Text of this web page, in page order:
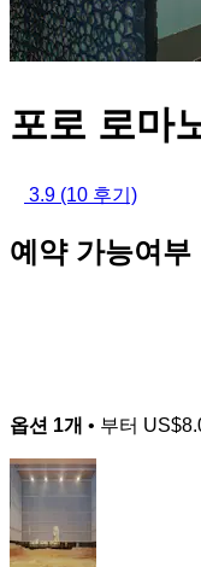
포로 로마
3.9 (10 후기)
예약 가능여부
옵션 1개 • 부터